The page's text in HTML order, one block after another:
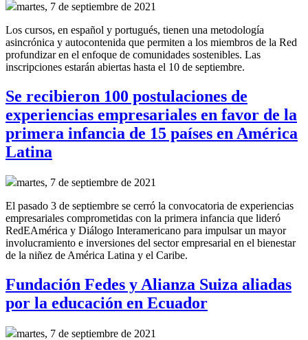
martes, 7 de septiembre de 2021
Los cursos, en español y portugués, tienen una metodología
asincrónica y autocontenida que permiten a los miembros de la Red
profundizar en el enfoque de comunidades sostenibles. Las
inscripciones estarán abiertas hasta el 10 de septiembre.
Se recibieron 100 postulaciones de
experiencias empresariales en favor de la
primera infancia de 15 países en América
Latina
martes, 7 de septiembre de 2021
El pasado 3 de septiembre se cerró la convocatoria de experiencias
empresariales comprometidas con la primera infancia que lideró
RedEAmérica y Diálogo Interamericano para impulsar un mayor
involucramiento e inversiones del sector empresarial en el bienestar
de la niñez de América Latina y el Caribe.
Fundación Fedes y Alianza Suiza aliadas
por la educación en Ecuador
martes, 7 de septiembre de 2021